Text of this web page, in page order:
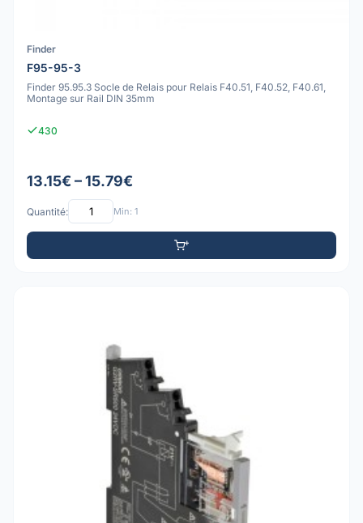
Finder
F95-95-3
Finder 95.95.3 Socle de Relais pour Relais F40.51, F40.52, F40.61,
Montage sur Rail DIN 35mm
430
13.15€ – 15.79€
Quantité: Min: 1